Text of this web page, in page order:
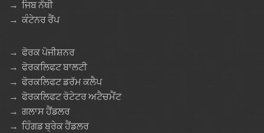
→ ਜਿਬ ਨੱਥੀ
→ ਕੰਟੇਨਰ ਰੈਂਪ
→ ਫੋਰਕ ਪੋਜੀਸ਼ਨਰ
→ ਫੋਰਕਲਿਫਟ ਬਾਲਟੀ
→ ਫੋਰਕਲਿਫਟ ਡਰੱਮ ਕਲੈਪ
→ ਫੋਰਕਲਿਫਟ ਰੋਟੇਟਰ ਅਟੈਚਮੈਂਟ
→ ਗਲਾਸ ਹੈਂਡਲਰ
→ ਹਿੰਗਡ ਬ੍ਰੇਕ ਹੈਂਡਲਰ